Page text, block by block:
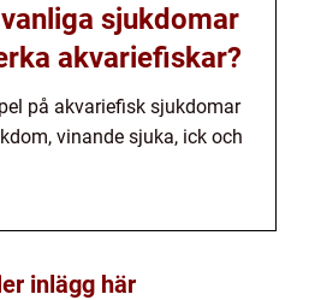
sjukdomar
akvariefiskar?
på akvariefisk sjukdomar
vinande sjuka, ick och
inlägg här